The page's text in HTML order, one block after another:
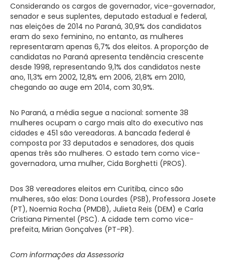
Considerando os cargos de governador, vice-governador,
senador e seus suplentes, deputado estadual e federal,
nas eleições de 2014 no Paraná, 30,9% dos candidatos
eram do sexo feminino, no entanto, as mulheres
representaram apenas 6,7% dos eleitos. A proporção de
candidatas no Paraná apresenta tendência crescente
desde 1998, representando 9,1% dos candidatos neste
ano, 11,3% em 2002, 12,8% em 2006, 21,8% em 2010,
chegando ao auge em 2014, com 30,9%.
No Paraná, a média segue a nacional: somente 38
mulheres ocupam o cargo mais alto do executivo nas
cidades e 451 são vereadoras. A bancada federal é
composta por 33 deputados e senadores, dos quais
apenas três são mulheres. O estado tem como vice-
governadora, uma mulher, Cida Borghetti (PROS).
Dos 38 vereadores eleitos em Curitiba, cinco são
mulheres, são elas: Dona Lourdes (PSB), Professora Josete
(PT), Noemia Rocha (PMDB), Julieta Reis (DEM) e Carla
Cristiana Pimentel (PSC). A cidade tem como vice-
prefeita, Mirian Gonçalves (PT-PR).
Com informações da Assessoria